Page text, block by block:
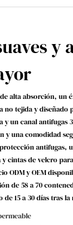
y
alta absorción, un
tejida y diseñado
y un canal antifugas
y una comodidad
antifugas,
cintas de velcro
ODM y OEM
de 58 a 70
15 a 30 días tras